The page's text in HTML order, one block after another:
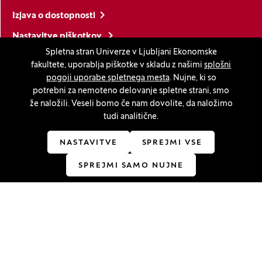
Spletna stran Univerze v Ljubljani Ekonomske
fakultete, uporablja piškotke v skladu z našimi splošni
pogoji uporabe spletnega mesta. Nujne, ki so
potrebni za nemoteno delovanje spletne strani, smo
že naložili. Veseli bomo če nam dovolite, da naložimo
tudi analitične.
NASTAVITVE SPREJMI VSE
SPREJMI SAMO NUJNE
Izjava o dostopnosti
Nastavitve piškotkov
Ostanite v stiku
Linkedin
(Odpre se v novem oknu)
Youtube
(Odpre se v novem oknu)
Facebook
(Odpre se v novem oknu)
Instagram
(Odpre se v novem oknu)
TikTok
(Odpre se v novem oknu)
Akreditacije